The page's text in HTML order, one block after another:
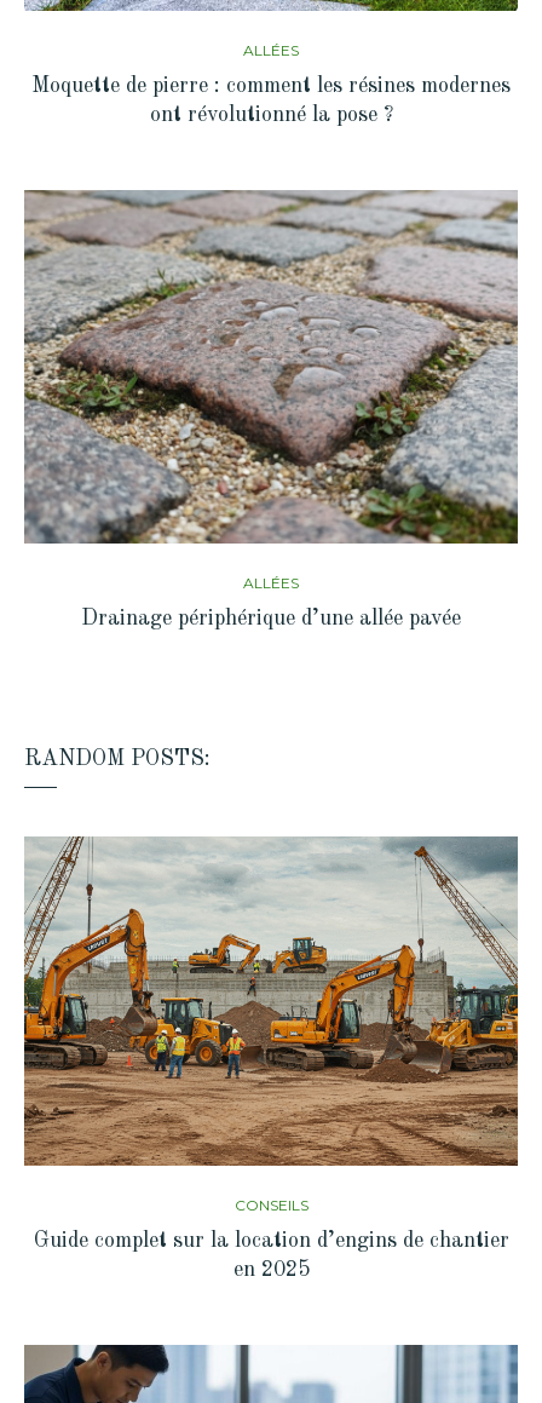
ALLÉES
Moquette de pierre : comment les résines modernes
ont révolutionné la pose ?
ALLÉES
Drainage périphérique d’une allée pavée
RANDOM POSTS:
CONSEILS
Guide complet sur la location d’engins de chantier
en 2025